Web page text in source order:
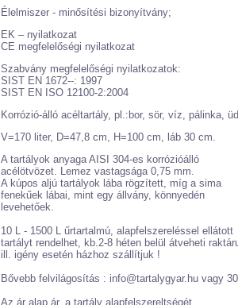
Élelmiszer - minősítési bizonyítvány;
EK – nyilatkozat
CE megfelelőségi nyilatkozat
Szabvány megfelelőségi nyilatkozatok:
SIST EN 1672--: 1997
SIST EN ISO 12100-2:2004
Korrózió-álló acéltartály, pl.:bor, sör, víz, pálinka,
V=170 liter, D=47,8 cm, H=100 cm, láb 30 cm.
A tartályok anyaga AISI 304-es korrózióálló
acélötvözet. Lemez vastagsága 0,75 mm.
A kúpos aljú tartályok lába rögzített, míg a sima
fenekűek lábai, mint egy állvány, könnyedén
levehetőek.
10 L - 1500 L űrtartalmú, alapfelszereléssel ellátott
tartályt rendelhet, kb.2-8 héten belül átveheti
ill. igény esetén házhoz szállítjuk !
Bővebb felvilágosítás : info@tartalygyar.hu vagy
Az ár alap ár, a tartály alapfelszereltségét